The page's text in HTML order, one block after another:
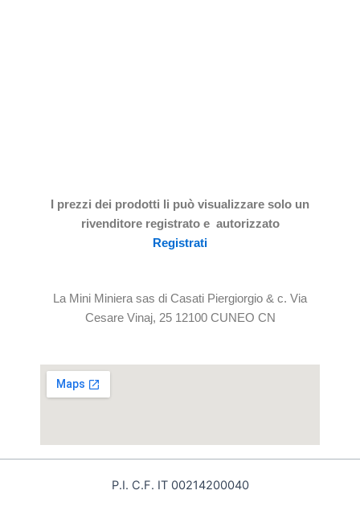
I prezzi dei prodotti li può visualizzare solo un
rivenditore registrato e autorizzato
Registrati
La Mini Miniera sas di Casati Piergiorgio & c. Via
Cesare Vinaj, 25 12100 CUNEO CN
P.I. C.F. IT 00214200040